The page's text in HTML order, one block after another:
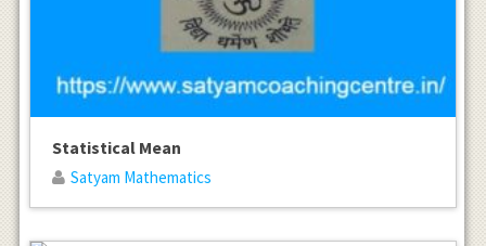
Statistical Mean
Satyam Mathematics